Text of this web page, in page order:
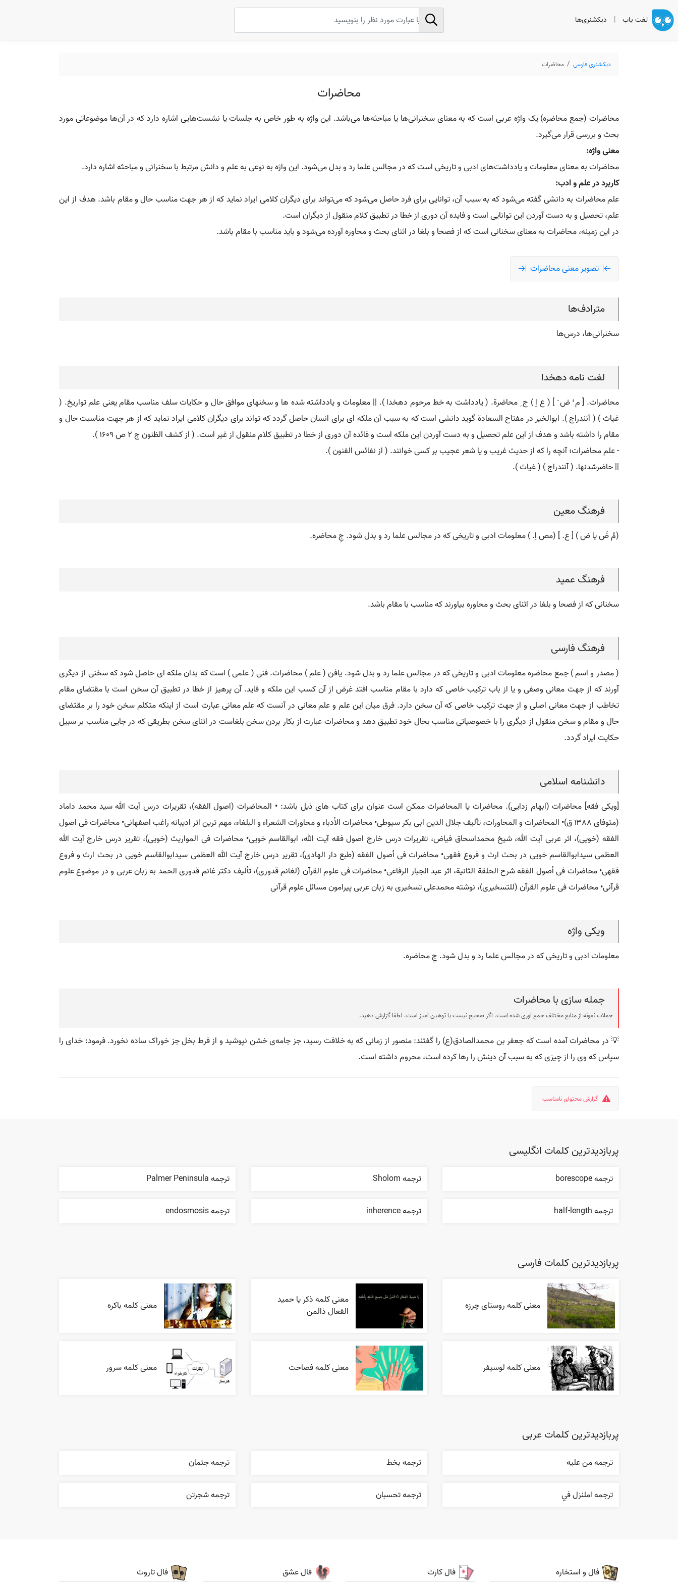
لغت یاب | دیکشنری‌ها
دیکشنری فارسی محاضرات
محاضرات
محاضرات (جمع محاضره) یک واژه عربی است که به معنای سخنرانی‌ها یا مباحثه‌ها می‌باشد. این واژه به طور خاص به جلسات یا نشست‌هایی اشاره دارد که در آن‌ها موضوعاتی مورد
بحث و بررسی قرار می‌گیرد.
معنی واژه:
محاضرات به معنای معلومات و یادداشت‌های ادبی و تاریخی است که در مجالس علما رد و بدل می‌شود. این واژه به نوعی به علم و دانش مرتبط با سخنرانی و مباحثه اشاره دارد.
کاربرد در علم و ادب:
علم محاضرات به دانشی گفته می‌شود که به سبب آن، توانایی برای فرد حاصل می‌شود که می‌تواند برای دیگران کلامی ایراد نماید که از هر جهت مناسب حال و مقام باشد. هدف از این
علم، تحصیل و به دست آوردن این توانایی است و فایده آن دوری از خطا در تطبیق کلام منقول از دیگران است.
در این زمینه، محاضرات به معنای سخنانی است که از فصحا و بلغا در اثنای بحث و محاوره آورده می‌شود و باید مناسب با مقام باشد.
تصویر معنی محاضرات
مترادف‌ها
سخنرانی‌ها، درس‌ها
لغت نامه دهخدا
محاضرات. [ م ُ ض َ ] ( ع اِ ) ج ِ محاضرة. ( یادداشت به خط مرحوم دهخدا ). || معلومات و یادداشته شده ها و سخنهای موافق حال و حکایات سلف مناسب مقام یعنی علم تواریخ. (
غیاث ) ( آنندراج ). ابوالخیر در مفتاح السعادة گوید دانشی است که به سبب آن ملکه ای برای انسان حاصل گردد که تواند برای دیگران کلامی ایراد نماید که از هر جهت مناسبت حال و
مقام را داشته باشد و هدف از این علم تحصیل و به دست آوردن این ملکه است و فائده آن دوری از خطا در تطبیق کلام منقول از غیر است. ( از کشف الظنون ج 2 ص 1609 ).
- علم محاضرات؛ آنچه را که از حدیث غریب و یا شعر عجیب بر کسی خوانند. ( از نفائس الفنون ).
|| حاضرشدنها. ( آنندراج ) ( غیاث ).
فرهنگ معین
(مُ ضَ یا ض ) [ ع. ] (مص اِ. ) معلومات ادبی و تاریخی که در مجالس علما رد و بدل شود. جِ محاضره.
فرهنگ عمید
سخنانی که از فصحا و بلغا در اثنای بحث و محاوره بیاورند که مناسب با مقام باشد.
فرهنگ فارسی
( مصدر و اسم ) جمع محاضره معلومات ادبی و تاریخی که در مجالس علما رد و بدل شود. یافن ( علم ) محاضرات. فنی ( علمی ) است که بدان ملکه ای حاصل شود که سخنی از دیگری
آورند که از جهت معانی وصفی و یا از باب ترکیب خاصی که دارد با مقام مناسب افتد غرض از آن کسب این ملکه و فاید. آن پرهیز از خطا در تطبیق آن سخن است با مقتضای مقام
تخاطب از جهت معانی اصلی و از جهت ترکیب خاصی که آن سخن دارد. فرق میان این علم و علم معانی در آنست که علم معانی عبارت است از اینکه متکلم سخن خود را بر مقتضای
حال و مقام و سخن منقول از دیگری را با خصوصیاتی مناسب بحال خود تطبیق دهد و محاضرات عبارت از بکار بردن سخن بلغاست در اثنای سخن بطریقی که در جایی مناسب بر سبیل
حکایت ایراد گردد.
دانشنامه اسلامی
[ویکی فقه] محاضرات (ابهام زدایی). محاضرات یا المحاضرات ممکن است عنوان برای کتاب های ذیل باشد: • المحاضرات (اصول الفقه)، تقریرات درس آیت الله سید محمد داماد
(متوفای ۱۳۸۸ ق)• المحاضرات و المحاورات، تألیف جلال الدین ابی بکر سیوطی• محاضرات الأدباء و محاورات الشعراء و البلغاء، مهم ترین اثر ادیبانه راغب اصفهانی• محاضرات فی اصول
الفقه (خویی)، اثر عربی آیت الله، شیخ محمداسحاق فیاض، تقریرات درس خارج اصول فقه آیت الله، ابوالقاسم خویی• محاضرات فی المواریث (خویی)، تقریر درس خارج آیت الله
العظمی سیدابوالقاسم خویی در بحث ارث و فروع فقهی• محاضرات فی أصول الفقه (طبع دار الهادی)، تقریر درس خارج آیت الله العظمی سیدابوالقاسم خویی در بحث ارث و فروع
فقهی• محاضرات فی أصول الفقه شرح الحلقة الثانیة، اثر عبد الجبار الرفاعی• محاضرات فی علوم القرآن (لغانم قدوری)، تألیف دکتر غانم قدوری الحمد به زبان عربی و در موضوع علوم
قرآنی• محاضرات فی علوم القرآن (للتسخیری)، نوشته محمدعلی تسخیری به زبان عربی پیرامون مسائل علوم قرآنی
ویکی واژه
معلومات ادبی و تاریخی که در مجالس علما رد و بدل شود. جِ محاضره.
جمله سازی با محاضرات
جملات نمونه از منابع مختلف جمع آوری شده است، اگر صحیح نیست یا توهین آمیز است، لطفا گزارش دهید.
💡 در محاضرات آمده است که جعفر بن محمدالصادق(ع) را گفتند: منصور از زمانی که به خلافت رسید، جز جامه‌ی خشن نپوشید و از فرط بخل جز خوراک ساده نخورد. فرمود: خدای را
سپاس که وی را از چیزی که به سبب آن دینش را رها کرده است، محروم داشته است.
گزارش محتوای نامناسب
پربازدیدترین کلمات انگلیسی
ترجمه borescope ترجمه Sholom ترجمه Palmer Peninsula
ترجمه half-length ترجمه inherence ترجمه endosmosis
پربازدیدترین کلمات فارسی
معنی کلمه روستای چرزه
معنی کلمه ذکر یا حمید
الفعال ذالمن
معنی کلمه باکره
معنی کلمه لوسیفر معنی کلمه فصاحت معنی کلمه سرور
پربازدیدترین کلمات عربی
ترجمه من عليه ترجمه بخط ترجمه جثمان
ترجمه املنزل في ترجمه تحسبان ترجمه شجرتن
فال و استخاره فال کارت فال عشق فال تاروت